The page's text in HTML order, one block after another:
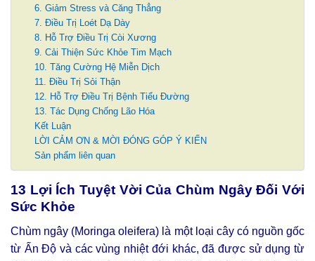
6. Giảm Stress và Căng Thẳng
7. Điều Trị Loét Dạ Dày
8. Hỗ Trợ Điều Trị Còi Xương
9. Cải Thiện Sức Khỏe Tim Mạch
10. Tăng Cường Hệ Miễn Dịch
11. Điều Trị Sỏi Thận
12. Hỗ Trợ Điều Trị Bệnh Tiểu Đường
13. Tác Dụng Chống Lão Hóa
Kết Luận
LỜI CẢM ƠN & MỜI ĐÓNG GÓP Ý KIẾN
Sản phẩm liên quan
13 Lợi Ích Tuyệt Vời Của Chùm Ngây Đối Với
Sức Khỏe
Chùm ngây (Moringa oleifera) là một loại cây có nguồn gốc
từ Ấn Độ và các vùng nhiệt đới khác, đã được sử dụng từ